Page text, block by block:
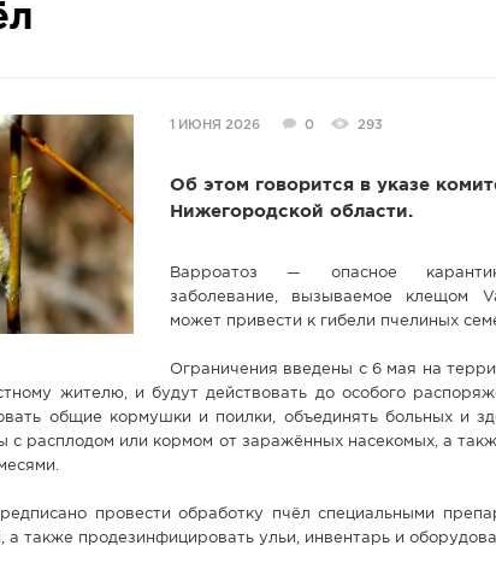
1 ИЮНЯ 2026 0 293
Об этом говорится в указе
Нижегородской области.
Варроатоз — опасное
заболевание, вызываемое клещом
может привести к гибели пчелиных
Ограничения введены с 6 мая на
жителю, и будут действовать до особого
общие кормушки и поилки, объединять больных и
с расплодом или кормом от заражённых насекомых, а
провести обработку пчёл специальными
а также продезинфицировать ульи, инвентарь и